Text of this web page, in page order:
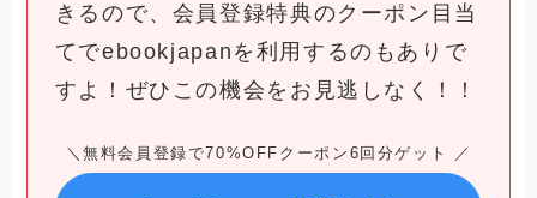
きるので、会員登録特典のクーポン目当
てでebookjapanを利用するのもありで
すよ！ぜひこの機会をお見逃しなく！！
＼無料会員登録で70%OFFクーポン6回分ゲット ／